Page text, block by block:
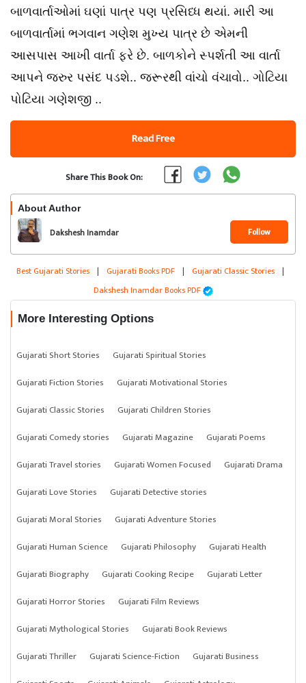
બાળવાર્તાઓમાં ઘણાં પાત્ર પણ પ્રસિધ્ધ થયાં. મારી આ
બાળવાર્તામાં ભગવાન ગણેશ મુખ્ય પાત્ર છે એમની
આસપાસ આખી વાર્તા ફરે છે. બાળકોને સ્પર્શતી આ વાર્તા
આપને જરુર પસંદ પડશે.. જરૂરથી વાંચો વંચાવો.. ગોટિયા
પોટિયા ગણેશજી ..
Read Free
Share This Book On:
About Author
Dakshesh Inamdar Follow
Best Gujarati Stories | Gujarati Books PDF | Gujarati Classic Stories |
Dakshesh Inamdar Books PDF
More Interesting Options
Gujarati Short Stories
Gujarati Spiritual Stories
Gujarati Fiction Stories
Gujarati Motivational Stories
Gujarati Classic Stories
Gujarati Children Stories
Gujarati Comedy stories
Gujarati Magazine
Gujarati Poems
Gujarati Travel stories
Gujarati Women Focused
Gujarati Drama
Gujarati Love Stories
Gujarati Detective stories
Gujarati Moral Stories
Gujarati Adventure Stories
Gujarati Human Science
Gujarati Philosophy
Gujarati Health
Gujarati Biography
Gujarati Cooking Recipe
Gujarati Letter
Gujarati Horror Stories
Gujarati Film Reviews
Gujarati Mythological Stories
Gujarati Book Reviews
Gujarati Thriller
Gujarati Science-Fiction
Gujarati Business